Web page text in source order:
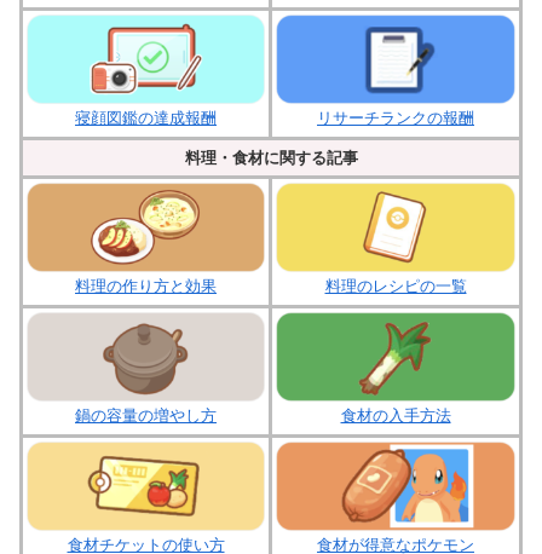
寝顔図鑑の達成報酬 リサーチランクの報酬
料理・食材に関する記事
料理の作り方と効果 料理のレシピの一覧
鍋の容量の増やし方 食材の入手方法
食材チケットの使い方 食材が得意なポケモン